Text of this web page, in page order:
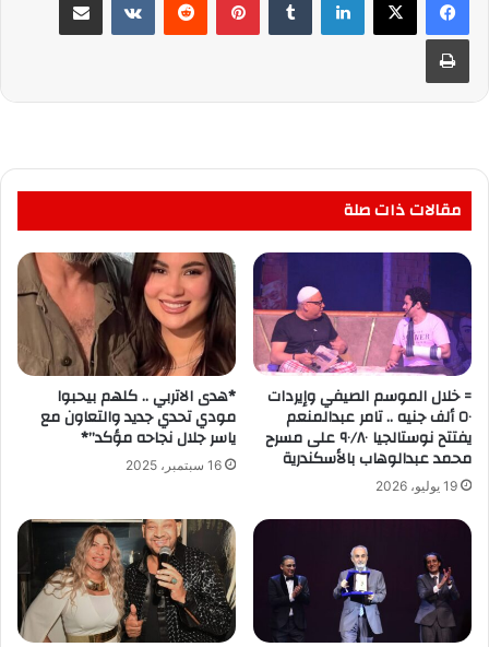
طباعة
مقالات ذات صلة
= خلال الموسم الصيفي وإيردات
٥٠ ألف جنيه .. تامر عبدالمنعم
يفتتح نوستالجيا ٩٠/٨٠ على مسرح
محمد عبدالوهاب بالأسكندرية
19 يوليو، 2026
*هدى الاتربي .. كلهم بيحبوا
مودي تحدي جديد والتعاون مع
ياسر جلال نجاحه مؤكد”*
16 سبتمبر، 2025